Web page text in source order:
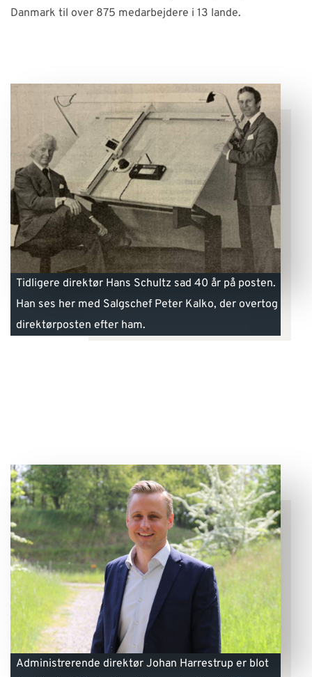
Danmark til over 875 medarbejdere i 13 lande.
Tidligere direktør Hans Schultz sad 40 år på posten.
Han ses her med Salgschef Peter Kalko, der overtog
direktørposten efter ham.
Administrerende direktør Johan Harrestrup er blot